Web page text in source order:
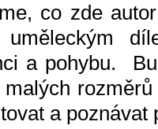
co zde
a pohybu.
a